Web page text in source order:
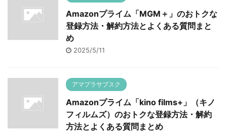
Amazonプライム「MGM＋」のおトクな
登録方法・解約方法とよくある質問まと
め
2025/5/11
アマプラサブスク
Amazonプライム「kino films+」（キノ
フィルムズ）のおトクな登録方法・解約
方法とよくある質問まとめ